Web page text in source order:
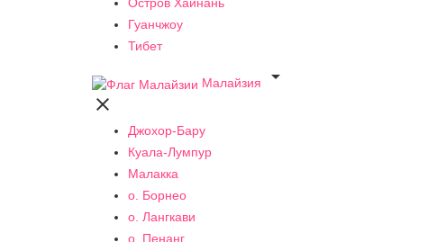
Остров Хайнань
Гуанчжоу
Тибет
Малайзия


Джохор-Бару
Куала-Лумпур
Малакка
о. Борнео
о. Лангкави
о. Пенанг